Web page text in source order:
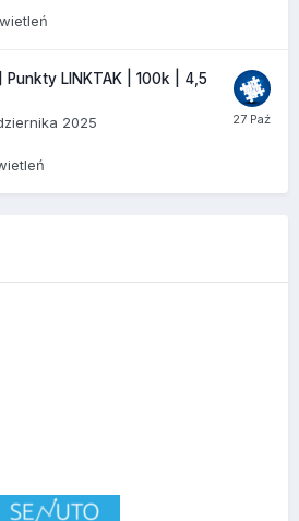
Punkty LINKTAK | 100k | 4,5
2025